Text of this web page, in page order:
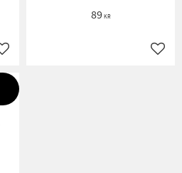
Lägg till i favoriter
89KR